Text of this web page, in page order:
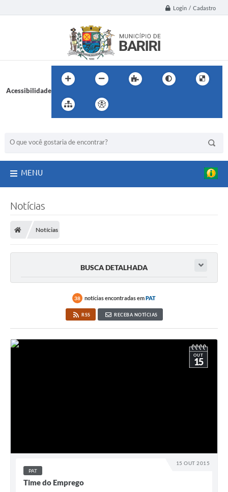
Login / Cadastro
Acessibilidade
MENU
Notícias
Notícias
BUSCA DETALHADA
38 notícias encontradas emPAT
RSS RECEBA NOTÍCIAS
15 OUT 2015
OUT
15
PAT
Time do Emprego